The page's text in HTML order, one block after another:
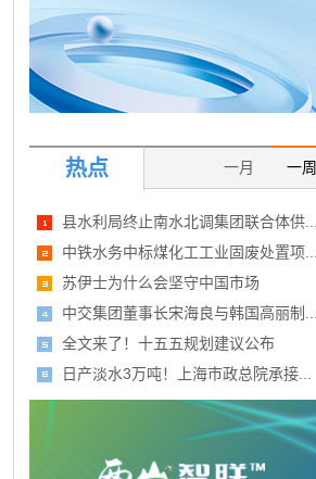
热点 一周
一月
县水利局终止南水北调集团联合体供...
中铁水务中标煤化工工业固废处置项...
苏伊士为什么会坚守中国市场
中交集团董事长宋海良与韩国高丽制...
全文来了！十五五规划建议公布
日产淡水3万吨！上海市政总院承接...